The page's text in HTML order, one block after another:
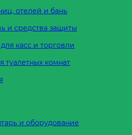
отелей и бань
и средства защиты
касс и торговли
туалетных комнат
и оборудование